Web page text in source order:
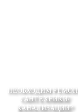
НЕОБХОДИМ
САНТЕХНИКИ/
КАНАЛИЗАЦИИ?